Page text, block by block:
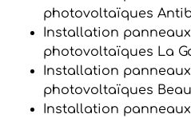
photovoltaïques
Installation
photovoltaïques La
Installation
photovoltaïques
Installation